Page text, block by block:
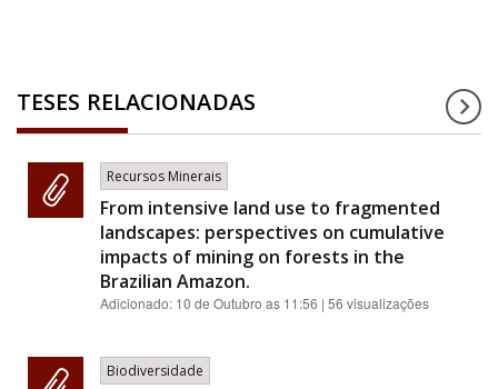
TESES RELACIONADAS
Recursos Minerais
From intensive land use to fragmented
landscapes: perspectives on cumulative
impacts of mining on forests in the
Brazilian Amazon.
Adicionado: 10 de Outubro as 11:56 | 56 visualizações
Biodiversidade